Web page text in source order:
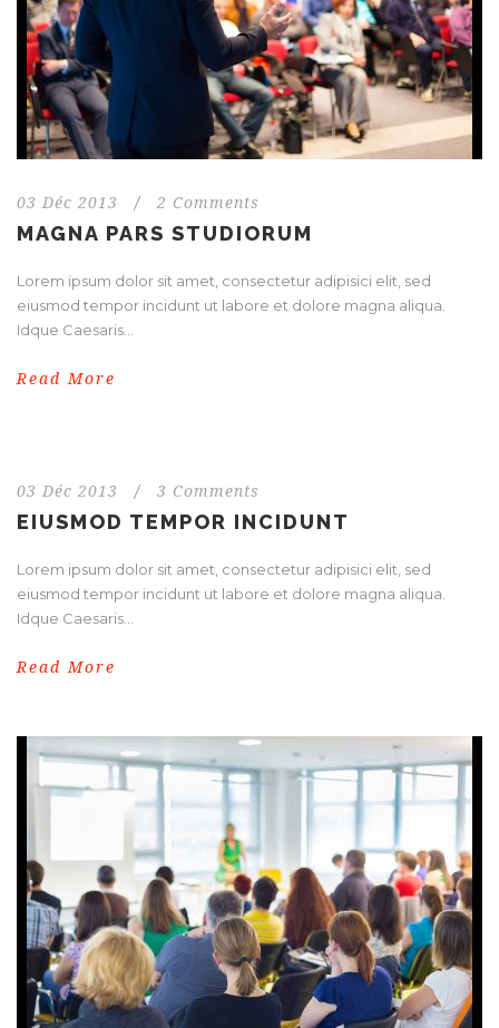
03 Déc 2013 / 2 Comments
MAGNA PARS STUDIORUM
Lorem ipsum dolor sit amet, consectetur adipisici elit, sed
eiusmod tempor incidunt ut labore et dolore magna aliqua.
Idque Caesaris...
Read More
03 Déc 2013 / 3 Comments
EIUSMOD TEMPOR INCIDUNT
Lorem ipsum dolor sit amet, consectetur adipisici elit, sed
eiusmod tempor incidunt ut labore et dolore magna aliqua.
Idque Caesaris...
Read More